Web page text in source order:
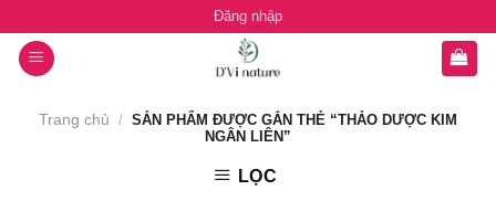
đến
nội
Đăng nhập
Trang chủ / SẢN PHẨM ĐƯỢC GẮN THẺ “THẢO DƯỢC KIM
NGÂN LIÊN”
LỌC